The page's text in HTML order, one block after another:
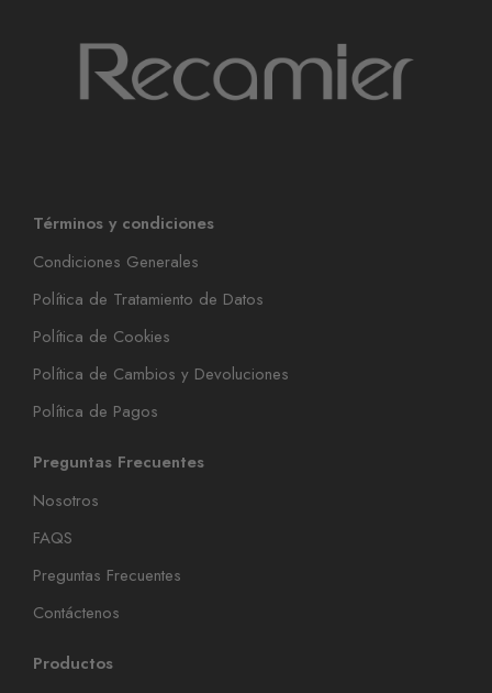
Términos y condiciones
Condiciones Generales
Política de Tratamiento de Datos
Política de Cookies
Política de Cambios y Devoluciones
Política de Pagos
Preguntas Frecuentes
Nosotros
FAQS
Preguntas Frecuentes
Contáctenos
Productos